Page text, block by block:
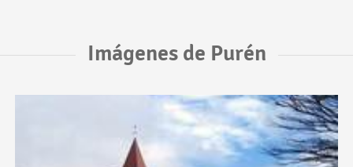
Imágenes de Purén